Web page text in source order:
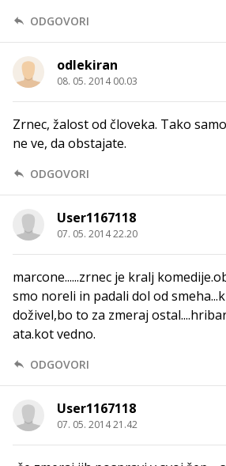
ODGOVORI
odlekiran
08. 05. 2014 00.03
Zrnec, žalost od človeka. Tako
ne ve, da obstajate.
ODGOVORI
User1167118
07. 05. 2014 22.20
marcone......zrnec je kralj
smo noreli in padali dol od
doživel,bo to za zmeraj
ata.kot vedno.
ODGOVORI
User1167118
07. 05. 2014 21.42